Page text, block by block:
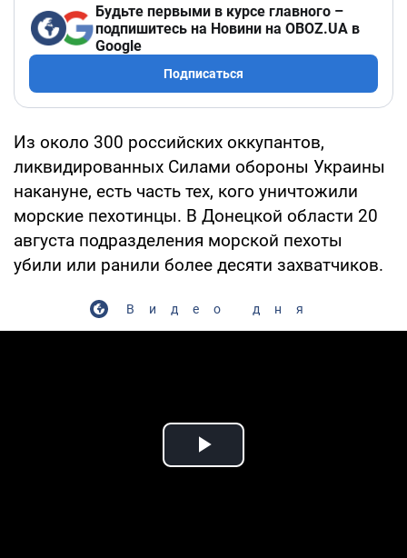
Будьте первыми в курсе главного –
подпишитесь на Новини на OBOZ.UA в
Google
Подписаться
Из около 300 российских оккупантов,
ликвидированных Силами обороны Украины
накануне, есть часть тех, кого уничтожили
морские пехотинцы. В Донецкой области 20
августа подразделения морской пехоты
убили или ранили более десяти захватчиков.
Видео дня
Play Video